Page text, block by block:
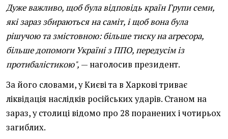
Дуже важливо, щоб була відповідь країн Групи семи,
які зараз збираються на саміт, і щоб вона була
рішучою та змістовною: більше тиску на агресора,
більше допомоги Україні з ППО, передусім із
протибалістикою", — наголосив президент.
За його словами, у Києві та в Харкові триває
ліквідація наслідків російських ударів. Станом на
зараз, у столиці відомо про 28 поранених і чотирьох
загиблих.